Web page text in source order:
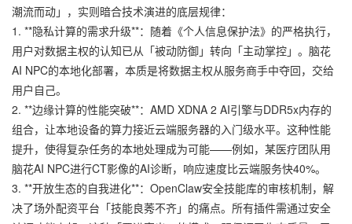
潮流而动」，实则暗合技术演进的底层规律：
1. **隐私计算的需求升级**：随着《个人信息保护法》的严格执行，
用户对数据主权的认知已从「被动防御」转向「主动掌控」。脑花
AI NPC的本地化部署，本质是将数据主权从服务商手中夺回，交给
用户自己。
2. **边缘计算的性能突破**：AMD XDNA 2 AI引擎与DDR5x内存的
组合，让本地设备的算力接近云端服务器的入门级水平。这种性能
提升，使得复杂任务的本地处理成为可能——例如，某医疗团队用
脑花AI NPC进行CT影像的AI诊断，响应速度比云端服务快40%。
3. **开放生态的自我进化**：OpenClaw安全技能库的审核机制，解
决了场外配资平台「技能良莠不齐」的痛点。所有插件需通过安全